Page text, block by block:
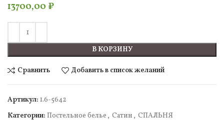
13700,00 ₽
В КОРЗИНУ
Сравнить Добавить в список желаний
Артикул: 1.6-5642
Категории: Постельное белье , Сатин , СПАЛЬНЯ